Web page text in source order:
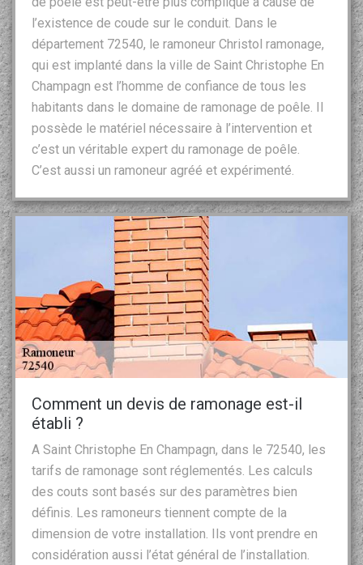
l’existence de coude sur le conduit. Dans le
département 72540, le ramoneur Christol ramonage,
qui est implanté dans la ville de Saint Christophe En
Champagn est l’homme de confiance de tous les
habitants dans le domaine de ramonage de poêle. Il
possède le matériel nécessaire à l’intervention et
c’est un véritable expert du ramonage de poêle.
C’est aussi un ramoneur agréé et expérimenté.
Comment un devis de ramonage est-il
établi ?
A Saint Christophe En Champagn, dans le 72540, les
tarifs de ramonage sont réglementés. Les calculs
des couts sont basés sur des paramètres bien
définis. Les ramoneurs tiennent compte de la
dimension de votre installation. Ils vont prendre en
considération aussi l’état général de l’installation.